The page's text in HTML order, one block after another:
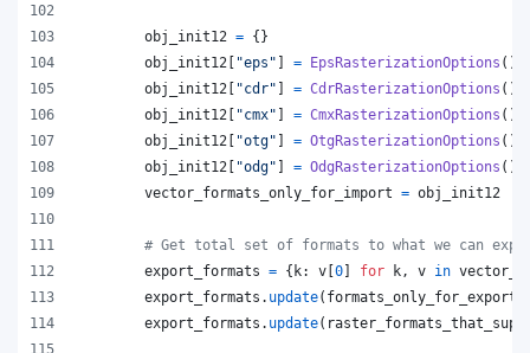
obj_init12 = {}
obj_init12 [ "eps" ] = EpsRasterizationOptions ()
obj_init12 [ "cdr" ] = CdrRasterizationOptions ()
obj_init12 [ "cmx" ] = CmxRasterizationOptions ()
obj_init12 [ "otg" ] = OtgRasterizationOptions ()
obj_init12 [ "odg" ] = OdgRasterizationOptions ()
vector_formats_only_for_import = obj_init12
# Get total set of formats to what we can
export_formats = { k: v [0] for k , v in
export_formats . update( formats_only_for_export
export_formats . update(